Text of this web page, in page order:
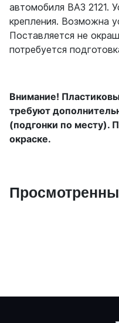
автомобиля ВАЗ 2121.
крепления. Возможна
Поставляется не
потребуется
Внимание!
требуют
(подгонки по месту).
окраске.